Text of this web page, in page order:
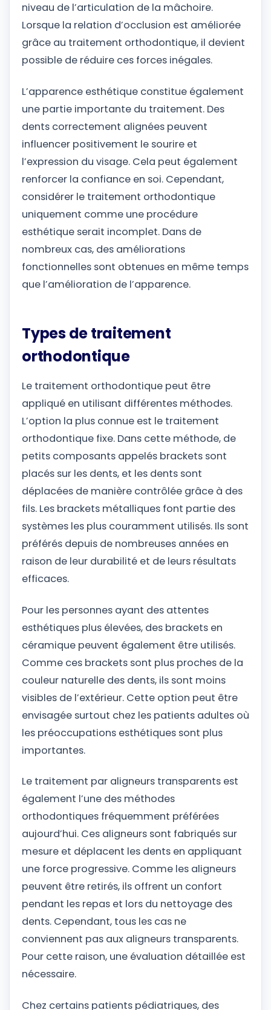
niveau de l’articulation de la mâchoire.
Lorsque la relation d’occlusion est améliorée
grâce au traitement orthodontique, il devient
possible de réduire ces forces inégales.
L’apparence esthétique constitue également
une partie importante du traitement. Des
dents correctement alignées peuvent
influencer positivement le sourire et
l’expression du visage. Cela peut également
renforcer la confiance en soi. Cependant,
considérer le traitement orthodontique
uniquement comme une procédure
esthétique serait incomplet. Dans de
nombreux cas, des améliorations
fonctionnelles sont obtenues en même temps
que l’amélioration de l’apparence.
Types de traitement
orthodontique
Le traitement orthodontique peut être
appliqué en utilisant différentes méthodes.
L’option la plus connue est le traitement
orthodontique fixe. Dans cette méthode, de
petits composants appelés brackets sont
placés sur les dents, et les dents sont
déplacées de manière contrôlée grâce à des
fils. Les brackets métalliques font partie des
systèmes les plus couramment utilisés. Ils sont
préférés depuis de nombreuses années en
raison de leur durabilité et de leurs résultats
efficaces.
Pour les personnes ayant des attentes
esthétiques plus élevées, des brackets en
céramique peuvent également être utilisés.
Comme ces brackets sont plus proches de la
couleur naturelle des dents, ils sont moins
visibles de l’extérieur. Cette option peut être
envisagée surtout chez les patients adultes où
les préoccupations esthétiques sont plus
importantes.
Le traitement par aligneurs transparents est
également l’une des méthodes
orthodontiques fréquemment préférées
aujourd’hui. Ces aligneurs sont fabriqués sur
mesure et déplacent les dents en appliquant
une force progressive. Comme les aligneurs
peuvent être retirés, ils offrent un confort
pendant les repas et lors du nettoyage des
dents. Cependant, tous les cas ne
conviennent pas aux aligneurs transparents.
Pour cette raison, une évaluation détaillée est
nécessaire.
Chez certains patients pédiatriques, des